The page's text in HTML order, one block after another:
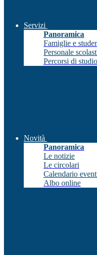
Servizi
Panoramica
Famiglie e
Personale
Percorsi di studio
Novità
Panoramica
Le notizie
Le circolari
Calendario
Albo online